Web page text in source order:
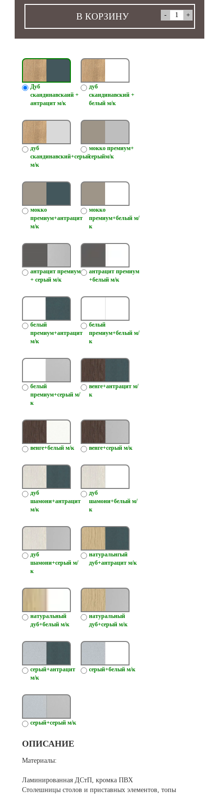
В КОРЗИНУ
Дуб
скандинавскаий +
антрацит м/к
дуб
скандинавский +
белый м/к
дуб
скандинавский+серый
м/к
мокко премиум+
серыйм/к
мокко
премиум+антрацит
м/к
мокко
премиум+белый м/
к
антрацит премиум
+ серый м/к
антрацит премиум
+белый м/к
белый
премиум+антрацит
м/к
белый
премиум+белый м/
к
белый
премиум+серый м/
к
венге+антрацит м/
к
венге+белый м/к венге+серый м/к
дуб
шамони+антрацит
м/к
дуб
шамони+белый м/
к
дуб
шамони+серый м/
к
натуральнгый
дуб+антрацит м/к
натуральный
дуб+белый м/к
натуральный
дуб+серый м/к
серый+антрацит
м/к
серый+белый м/к
серый+серый м/к
ОПИСАНИЕ
Материалы:
Ламинированная ДСтП, кромка ПВХ
Столешницы столов и приставных элементов, топы